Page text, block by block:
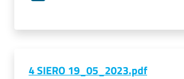
4 SIERO 19_05_2023.pdf